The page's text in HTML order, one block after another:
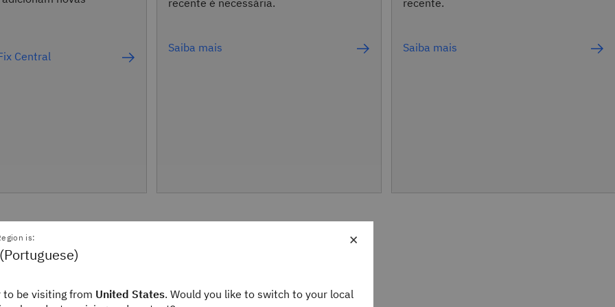
Central
Saiba mais Saiba mais
do suporte ×
is:
to be visiting from United States. Would you like to switch to your local